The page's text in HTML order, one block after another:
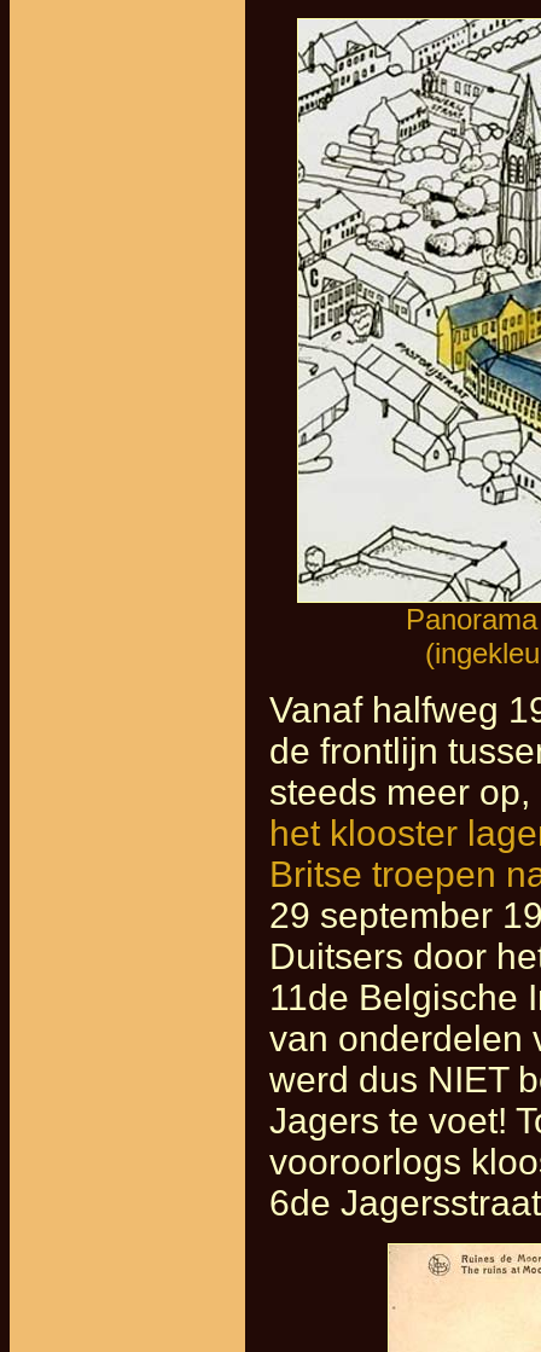
Vanaf halfweg
de frontlijn
steeds meer
het klooster
Britse troepen
29 september
Duitsers door
11de Belgische
van onderdelen
werd dus NIET
Jagers te voet!
vooroorlogs
6de